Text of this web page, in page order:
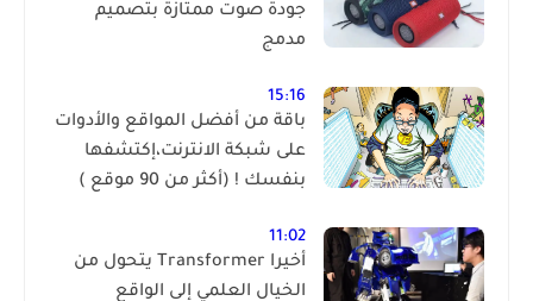
جودة صوت ممتازة بتصميم
مدمج
15:16
باقة من أفضل المواقع والأدوات
على شبكة الانترنت،إكتشفها
بنفسك ! (أكثر من 90 موقع )
11:02
أخيرا Transformer يتحول من
الخيال العلمي إلى الواقع